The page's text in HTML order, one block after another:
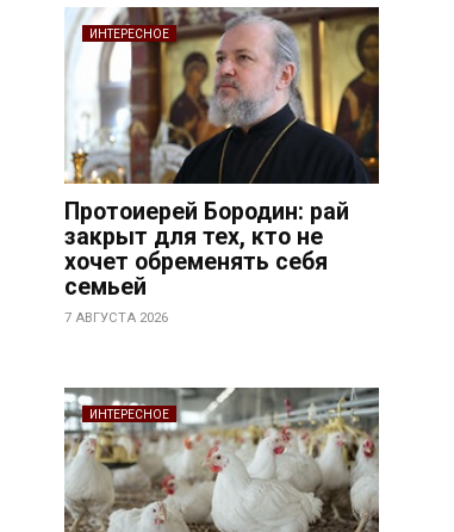
ИНТЕРЕСНОЕ
Протоиерей Бородин: рай
закрыт для тех, кто не
хочет обременять себя
семьей
7 АВГУСТА 2026
ИНТЕРЕСНОЕ